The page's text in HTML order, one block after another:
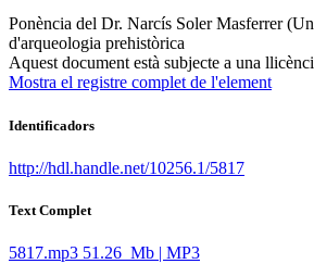
Ponència del Dr. Narcís Soler Masferrer
d'arqueologia prehistòrica ​
Aquest document està subjecte a una
Mostra el registre complet de l'element
Identificadors
http://hdl.handle.net/10256.1/5817
Text Complet
5817.mp3 51.26 Mb | MP3